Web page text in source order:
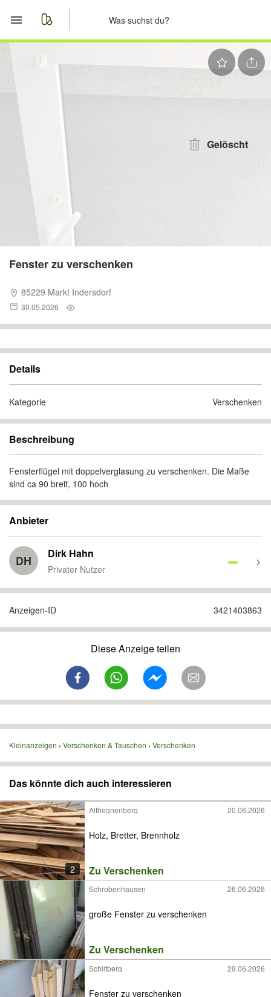
Merkliste
Nachrichten
Anzeige aufgeben
Gelöscht
Fenster zu verschenken
85229 Markt Indersdorf
30.05.2026
Details
Kategorie Verschenken
Beschreibung
Fensterflügel mit doppelverglasung zu verschenken. Die Maße
sind ca 90 breit, 100 hoch
Anbieter
DH Dirk Hahn
Privater Nutzer
Anzeigen-ID 3421403863
Diese Anzeige teilen
Kleinanzeigen Verschenken & Tauschen Verschenken
Das könnte dich auch interessieren
2
Althegnenberg 20.06.2026
Holz, Bretter, Brennholz
Zu Verschenken
Schrobenhausen 26.06.2026
große Fenster zu verschenken
Zu Verschenken
Schiltberg 29.06.2026
Fenster zu verschenken